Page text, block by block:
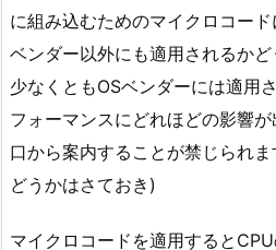
に組み込むためのマイクロコー
ベンダー以外にも適用されるかど
少なくともOSベンダーには適用
フォーマンスにどれほどの影響
口から案内することが禁じられ
どうかはさておき)
マイクロコードを適用すると